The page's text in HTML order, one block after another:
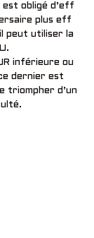
obligé d’eff
plus eff
peut utiliser la
inférieure ou
dernier est
triompher d’un